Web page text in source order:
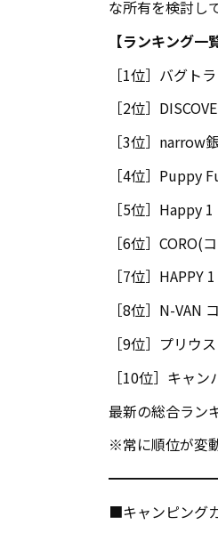
な所有を検討し
【ランキング一
［1位］バグト
［2位］
［3位］
［4位］Puppy
［5位］Happy
［6位］
［7位］
［8位］N-VAN
［9位］プリウ
［10位］キャ
最新の総合ラン
※常に順位が変
■キャンピング